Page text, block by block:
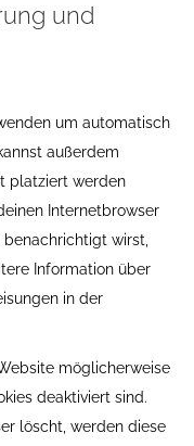
und
um automatisch
außerdem
platziert werden
Internetbrowser
wirst,
Information über
in der
möglicherweise
deaktiviert sind.
löscht, werden diese